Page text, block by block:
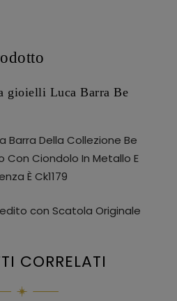
gioielli Luca Barra Be
Barra Della Collezione Be
Con Ciondolo In Metallo E
È Ck1179
con Scatola Originale
CORRELATI